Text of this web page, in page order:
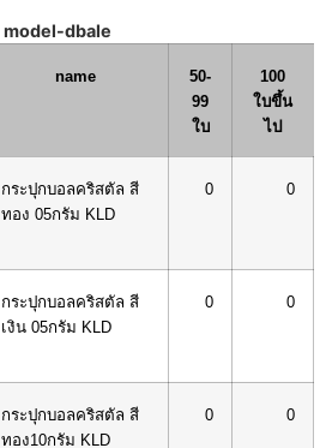
model-dbale
name
50-
99
ใบ
100
ใบขึ้น
ไป
กระปุกบอลคริสตัล สี
ทอง 05กรัม KLD
0 0
กระปุกบอลคริสตัล สี
เงิน 05กรัม KLD
0 0
กระปุกบอลคริสตัล สี
ทอง10กรัม KLD
0 0